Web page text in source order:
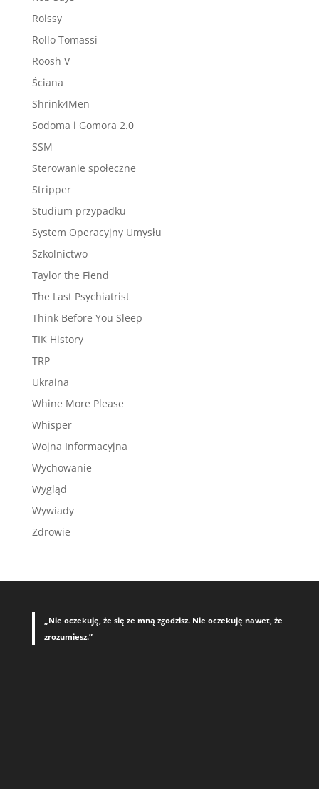
Roissy
Rollo Tomassi
Roosh V
Ściana
Shrink4Men
Sodoma i Gomora 2.0
SSM
Sterowanie społeczne
Stripper
Studium przypadku
System Operacyjny Umysłu
Szkolnictwo
Taylor the Fiend
The Last Psychiatrist
Think Before You Sleep
TIK History
TRP
Ukraina
Whine More Please
Whisper
Wojna Informacyjna
Wychowanie
Wygląd
Wywiady
Zdrowie
„Nie oczekuję, że się ze mną zgodzisz. Nie oczekuję nawet, że
zrozumiesz.”